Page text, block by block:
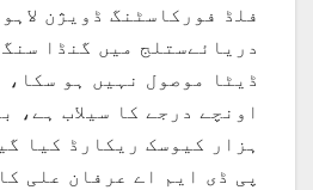
فلڈ فورکاسٹنگ ڈویژن
دریائےستلج میں گنڈا
ڈیٹا موصول نہیں ہو سکا،
ہزار کیوسک ریکارڈ کیا
پی ڈی ایم اے عرفان علی